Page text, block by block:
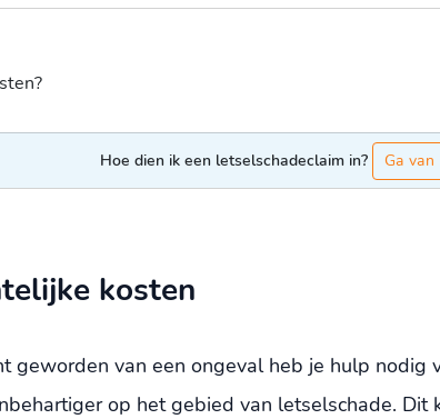
Hoe dien ik een letselschadeclaim in? Ga
kosten
geworden van een ongeval heb je hulp nodig
op het gebied van letselschade. Dit